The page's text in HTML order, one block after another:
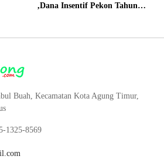
,Dana Insentif Pekon Tahun
Buah, Kecamatan Kota Agung Timur,
1325-8569